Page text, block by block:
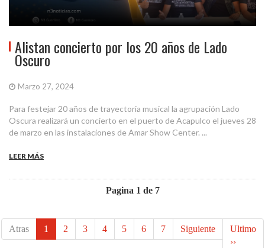
Alistan concierto por los 20 años de Lado
Oscuro
Marzo 27, 2024
Para festejar 20 años de trayectoria musical la agrupación Lado
Oscura realizará un concierto en el puerto de Acapulco el jueves 28
de marzo en las instalaciones de Amar Show Center. ...
LEER MÁS
Pagina 1 de 7
Atras 1 2 3 4 5 6 7 Siguiente
Ultimo
››